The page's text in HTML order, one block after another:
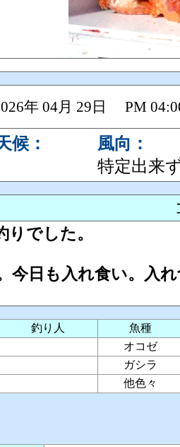
年 04月 29日 PM
候：
風向：
特定出来
りでした。
今日も入れ食い。入
釣り人
魚種
オコゼ
ガシラ
他色々